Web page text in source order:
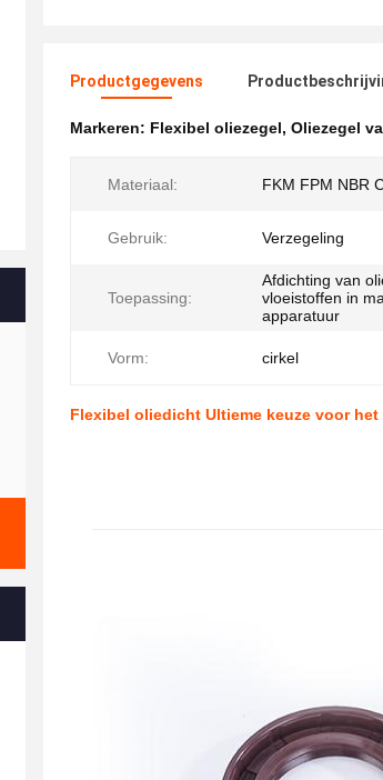
Productgegevens
Markeren: Flexibel oliezegel, Oliezegel
Materiaal: FKM FPM NBR
Gebruik: Verzegeling
Toepassing:
Afdichting van
vloeistoffen in
apparatuur
Vorm: cirkel
Flexibel oliedicht Ultieme keuze voor